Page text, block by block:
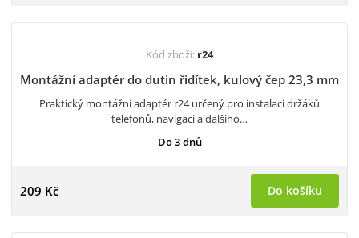
Kód zboží: r24
Montážní adaptér do dutin řidítek, kulový čep 23,3 mm
Praktický montážní adaptér r24 určený pro instalaci držáků
telefonů, navigací a dalšího…
Do 3 dnů
209 Kč Do košíku